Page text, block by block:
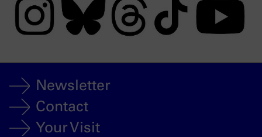
Newsletter
Contact
Your Visit